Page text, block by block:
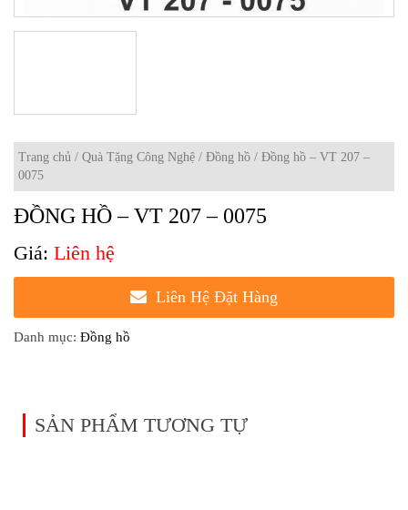
Trang chủ / Quà Tặng Công Nghệ / Đồng hồ / Đồng hồ – VT 207 –
0075
ĐỒNG HỒ – VT 207 – 0075
Liên hệ
Liên Hệ Đặt Hàng
Danh mục: Đồng hồ
SẢN PHẨM TƯƠNG TỰ